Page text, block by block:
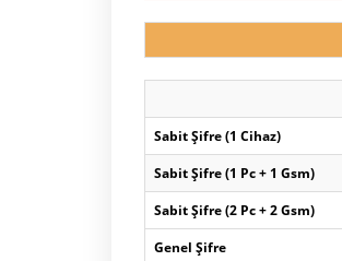
Sabit Şifre (1 Cihaz)
Sabit Şifre (1 Pc + 1 Gsm)
Sabit Şifre (2 Pc + 2 Gsm)
Genel Şifre